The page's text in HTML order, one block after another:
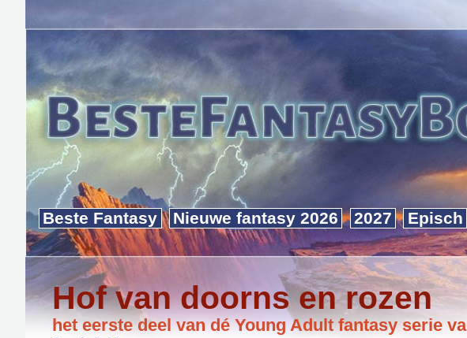
Beste Fantasy Nieuwe fantasy 2026 2027 Episch
Hof van doorns en rozen
het eerste deel van dé Young Adult fantasy serie